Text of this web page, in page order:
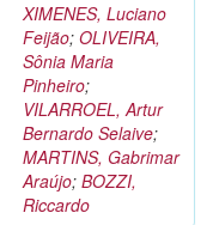
XIMENES, Luciano
Feijão; OLIVEIRA,
Sônia Maria
Pinheiro;
VILARROEL, Artur
Bernardo Selaive;
MARTINS, Gabrimar
Araújo; BOZZI,
Riccardo